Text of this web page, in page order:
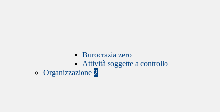
Burocrazia zero
Attività soggette a controllo
Organizzazione 2